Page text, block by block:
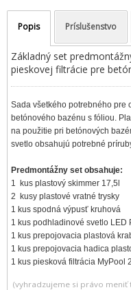
Popis Príslušenstvo
Základný set
pieskovej filtrácie pre
Sada všetkého potrebného pre
betónového bazénu s fóliou.
na použitie pri betónových
svetlo obsahujú potrebné
Predmontážny set obsahuje:
1 kus plastový skimmer 17,5l
2 kusy plastové vratné trysky
1 kus spodná výpusť kruhová
1 kus podhladinové svetlo LED
1 kus prepojovacia plastová
1 kus prepojovacia hadica
1 kus piesková filtrácia MyPool
(vyhradzujeme si právo